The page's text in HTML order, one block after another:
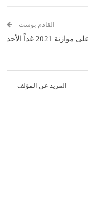
القادم بوست
غداً الأحد
المزيد عن المؤلف